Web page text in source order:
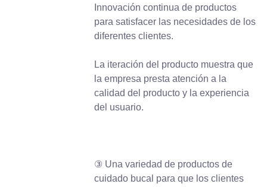
Innovación continua de productos
para satisfacer las necesidades de los
diferentes clientes.
La iteración del producto muestra que
la empresa presta atención a la
calidad del producto y la experiencia
del usuario.
③ Una variedad de productos de
cuidado bucal para que los clientes